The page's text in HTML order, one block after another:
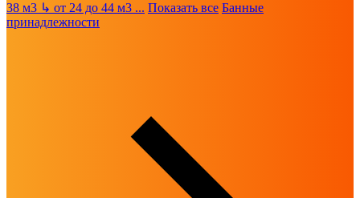
38 м3 ↳ от 24 до 44 м3 ... Показать все Банные
принадлежности